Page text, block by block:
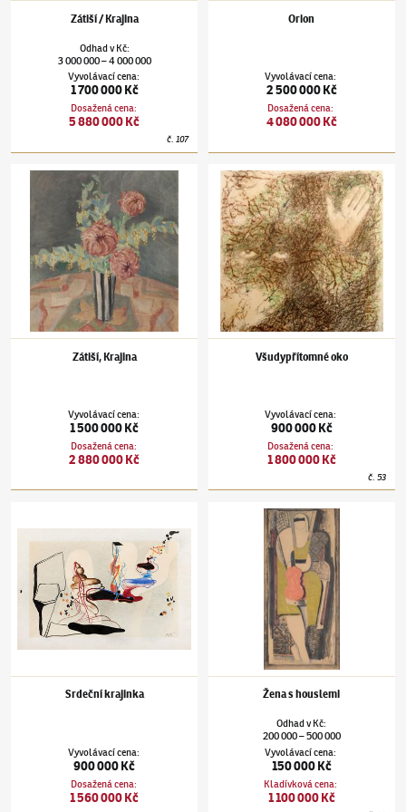
Zátiší / Krajina
Odhadv Kč:
3 000 000–4 000 000
Vyvolávací cena:
1 700 000 Kč
Dosažená cena:
5 880 000 Kč
č.107
Orion
Vyvolávací cena:
2 500 000 Kč
Dosažená cena:
4 080 000 Kč
Jindřich Štyrský(1899–1942)Zátiší, Krajina
Zátiší, Krajina
Vyvolávací cena:
1 500 000 Kč
Dosažená cena:
2 880 000 Kč
Jindřich Štyrský(1899–1942)
Všudypřítomné oko
Vyvolávací cena:
900 000 Kč
Dosažená cena:
1 800 000 Kč
č.53
Srdeční krajinka
Vyvolávací cena:
900 000 Kč
Dosažená cena:
1 560 000 Kč
Jindřich Štyrský(1899–1942)
Žena s houslemi
OdhadvKč:
200 000–500 000
Vyvolávací cena:
150 000 Kč
Kladívková cena:
1 100 000 Kč